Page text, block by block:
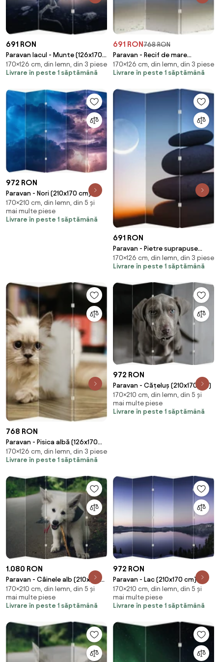
691 RON
Paravan lacul - Munte (126x170
cm)
170×126 cm, din lemn, din 3 piese
Livrare în peste 1 săptămână
691 RON768 RON
Paravan - Recif de mare
(126x170 cm)
170×126 cm, din lemn, din 3 piese
Livrare în peste 1 săptămână
972 RON
Paravan - Nori (210x170 cm)
170×210 cm, din lemn, din 5 și
mai multe piese
Livrare în peste 1 săptămână
691 RON
Paravan - Pietre suprapuse
(126x170 cm)
170×126 cm, din lemn, din 3 piese
Livrare în peste 1 săptămână
768 RON
Paravan - Pisica albă (126x170
cm)
170×126 cm, din lemn, din 3 piese
Livrare în peste 1 săptămână
972 RON
Paravan - Cățeluș (210x170 cm)
170×210 cm, din lemn, din 5 și
mai multe piese
Livrare în peste 1 săptămână
1.080 RON
Paravan - Câinele alb (210x170
cm)
170×210 cm, din lemn, din 5 și
mai multe piese
Livrare în peste 1 săptămână
972 RON
Paravan - Lac (210x170 cm)
170×210 cm, din lemn, din 5 și
mai multe piese
Livrare în peste 1 săptămână